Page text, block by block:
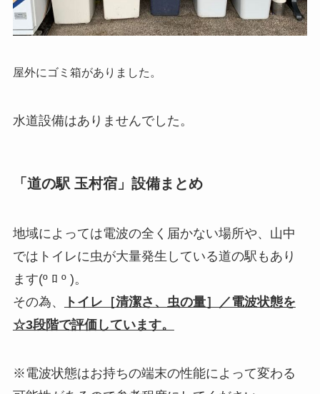
屋外にゴミ箱がありました。
水道設備はありませんでした。
「道の駅 玉村宿」設備まとめ
地域によっては電波の全く届かない場所や、山中
ではトイレに虫が大量発生している道の駅もあり
ます(º ﾛ º )。
その為、
トイレ［清潔さ、虫の量］／電波状態を
☆3段階で評価しています。
※電波状態はお持ちの端末の性能によって変わる